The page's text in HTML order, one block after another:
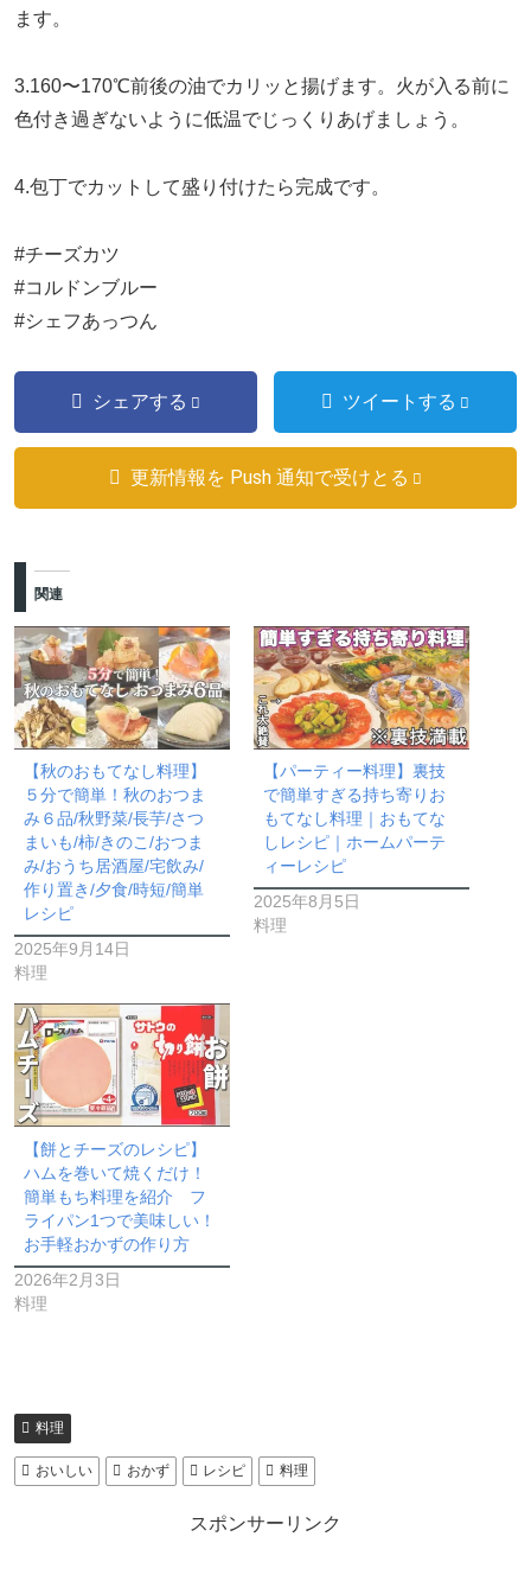
ます。
3.160〜170℃前後の油でカリッと揚げます。火が入る前に
色付き過ぎないように低温でじっくりあげましょう。
4.包丁でカットして盛り付けたら完成です。
#チーズカツ
#コルドンブルー
#シェフあっつん
シェアする ツイートする
更新情報を Push 通知で受けとる
関連
【秋のおもてなし料理】
５分で簡単！秋のおつま
み６品/秋野菜/長芋/さつ
まいも/柿/きのこ/おつま
み/おうち居酒屋/宅飲み/
作り置き/夕食/時短/簡単
レシピ
2025年9月14日
料理
【パーティー料理】裏技
で簡単すぎる持ち寄りお
もてなし料理｜おもてな
しレシピ｜ホームパーテ
ィーレシピ
2025年8月5日
料理
【餅とチーズのレシピ】
ハムを巻いて焼くだけ！
簡単もち料理を紹介 フ
ライパン1つで美味しい！
お手軽おかずの作り方
2026年2月3日
料理
料理
おいしい おかず レシピ 料理
スポンサーリンク